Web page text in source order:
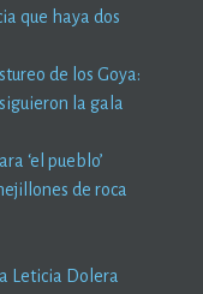
que haya dos
de los Goya:
la gala
‘el pueblo’
de roca
Leticia Dolera